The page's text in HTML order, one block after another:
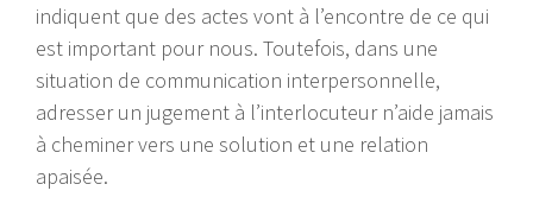
indiquent que des actes vont à l’encontre de ce qui
est important pour nous. Toutefois, dans une
situation de communication interpersonnelle,
adresser un jugement à l’interlocuteur n’aide jamais
à cheminer vers une solution et une relation
apaisée.